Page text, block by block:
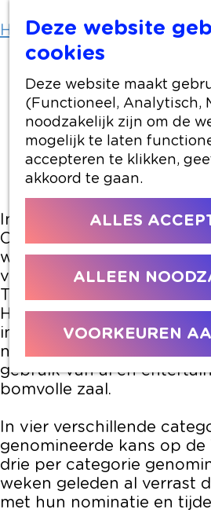
Deze website
cookies
Deze website maakt
(Functioneel, Analytisch,
noodzakelijk zijn om de
mogelijk te laten
accepteren te klikken,
akkoord te gaan.
ALLES
ALLEEN
VOORKEUREN
Home Artikelen
19 januari
en dit zijn de
In een feestelijk
Castellum werden
weer de prestigieuze
verschillende categorieën
Trendwatcher en futurist
Hooijdonk was de host
interviewde de
nog een inspirerende
gebruik van ai en
bomvolle zaal.
In vier verschillende
genomineerde kans op de
drie per categorie
weken geleden al verrast
met hun nominatie en